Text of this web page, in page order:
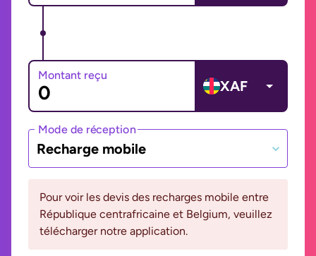
Montant reçu
XAF
Mode de réception
Recharge mobile
Pour voir les devis des recharges mobile entre
République centrafricaine et Belgium, veuillez
télécharger notre application.